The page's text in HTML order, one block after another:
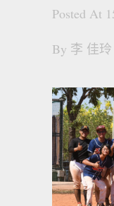
Posted At
By 李 佳玲